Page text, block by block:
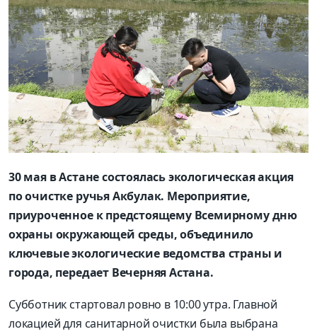
30 мая в Астане состоялась экологическая акция
по очистке ручья Акбулак. Мероприятие,
приуроченное к предстоящему Всемирному дню
охраны окружающей среды, объединило
ключевые экологические ведомства страны и
города, передает Вечерняя Астана.
Субботник стартовал ровно в 10:00 утра. Главной
локацией для санитарной очистки была выбрана